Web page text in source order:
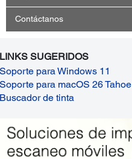
Contáctanos
LINKS SUGERIDOS
Soporte para Windows 11
Soporte para macOS 26 Tahoe
Buscador de tinta